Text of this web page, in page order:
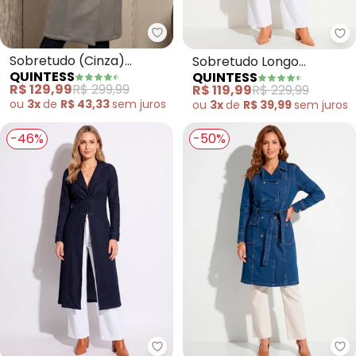
Quintess - Sobretudo (Cinza)
Sobretudo (Cinza)
Alongado com Bolsos
QUINTESS
R$ 129,99R$ 299,99
ou 3xde R$ 43,33sem juros
Sobretudo Longo
(Marinho) com Bolsos
QUINTESS
R$ 119,99R$ 229,99
ou 3xde R$ 39,99sem juros
-46% -50%